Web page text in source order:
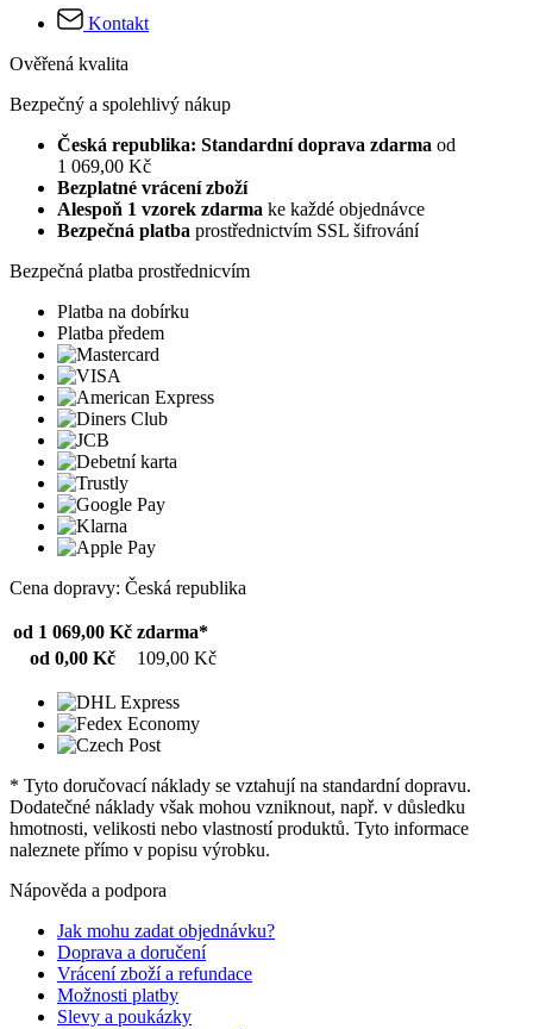
Kontakt
Ověřená kvalita
Bezpečný a spolehlivý nákup
Česká republika: Standardní doprava zdarma od
1 069,00 Kč
Bezplatné vrácení zboží
Alespoň 1 vzorek zdarma ke každé objednávce
Bezpečná platba prostřednictvím SSL šifrování
Bezpečná platba prostřednicvím
Platba na dobírku
Platba předem
Cena dopravy: Česká republika
od 1 069,00 Kč zdarma*
od 0,00 Kč
109,00 Kč
* Tyto doručovací náklady se vztahují na standardní dopravu.
Dodatečné náklady však mohou vzniknout, např. v důsledku
hmotnosti, velikosti nebo vlastností produktů. Tyto informace
naleznete přímo v popisu výrobku.
Nápověda a podpora
Jak mohu zadat objednávku?
Doprava a doručení
Vrácení zboží a refundace
Možnosti platby
Slevy a poukázky